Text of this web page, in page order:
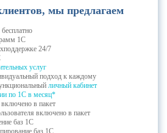
мы предлагаем
1С
24/7
услуг
подход к каждому
личный кабинет
по 1С в месяц*
в пакет
включено в пакет
баз 1С
баз 1С